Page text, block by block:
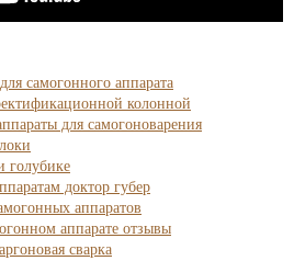
самогонного аппарата
колонной
для самогоноварения
голубике
доктор губер
аппаратов
аппарате отзывы
сварка